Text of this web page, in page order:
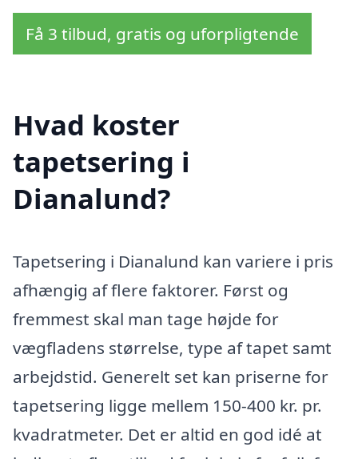
Få 3 tilbud, gratis og uforpligtende
Hvad koster
tapetsering i
Dianalund?
Tapetsering i Dianalund kan variere i pris
afhængig af flere faktorer. Først og
fremmest skal man tage højde for
vægfladens størrelse, type af tapet samt
arbejdstid. Generelt set kan priserne for
tapetsering ligge mellem 150-400 kr. pr.
kvadratmeter. Det er altid en god idé at